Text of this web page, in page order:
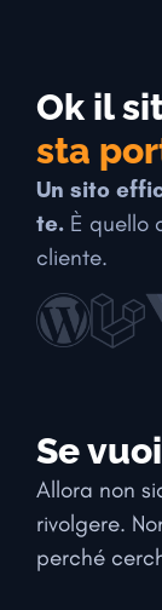
Ok il
sta
Un sito
te. È quello
cliente.
Se
Allora non
rivolgere.
perché